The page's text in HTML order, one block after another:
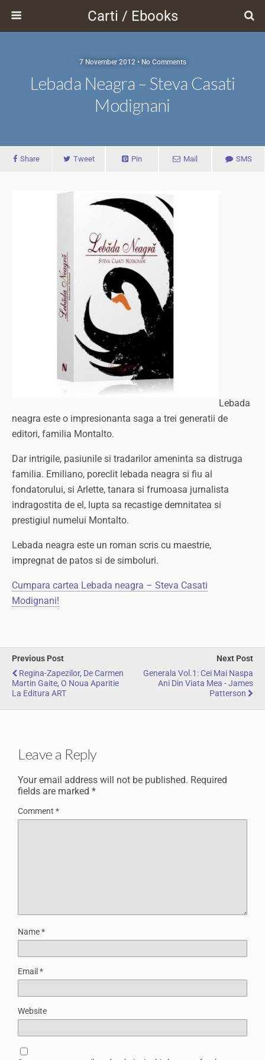
Carti / Ebooks
7 November 2012 • No Comments
Lebada Neagra – Steva Casati
Modignani
Share Tweet Pin Mail SMS
Lebada
neagra este o impresionanta saga a trei generatii de
editori, familia Montalto.
Dar intrigile, pasiunile si tradarilor ameninta sa distruga
familia. Emiliano, poreclit lebada neagra si fiu al
fondatorului, si Arlette, tanara si frumoasa jurnalista
indragostita de el, lupta sa recastige demnitatea si
prestigiul numelui Montalto.
Lebada neagra este un roman scris cu maestrie,
impregnat de patos si de simboluri.
Cumpara cartea Lebada neagra – Steva Casati
Modignani!
Previous Post
Regina-Zapezilor, De Carmen
Martin Gaite, O Noua Aparitie
La Editura ART
Next Post
Generala Vol.1: Cei Mai Naspa
Ani Din Viata Mea - James
Patterson
Leave a Reply
Your email address will not be published. Required
fields are marked *
Comment *
Name*
Email *
Website